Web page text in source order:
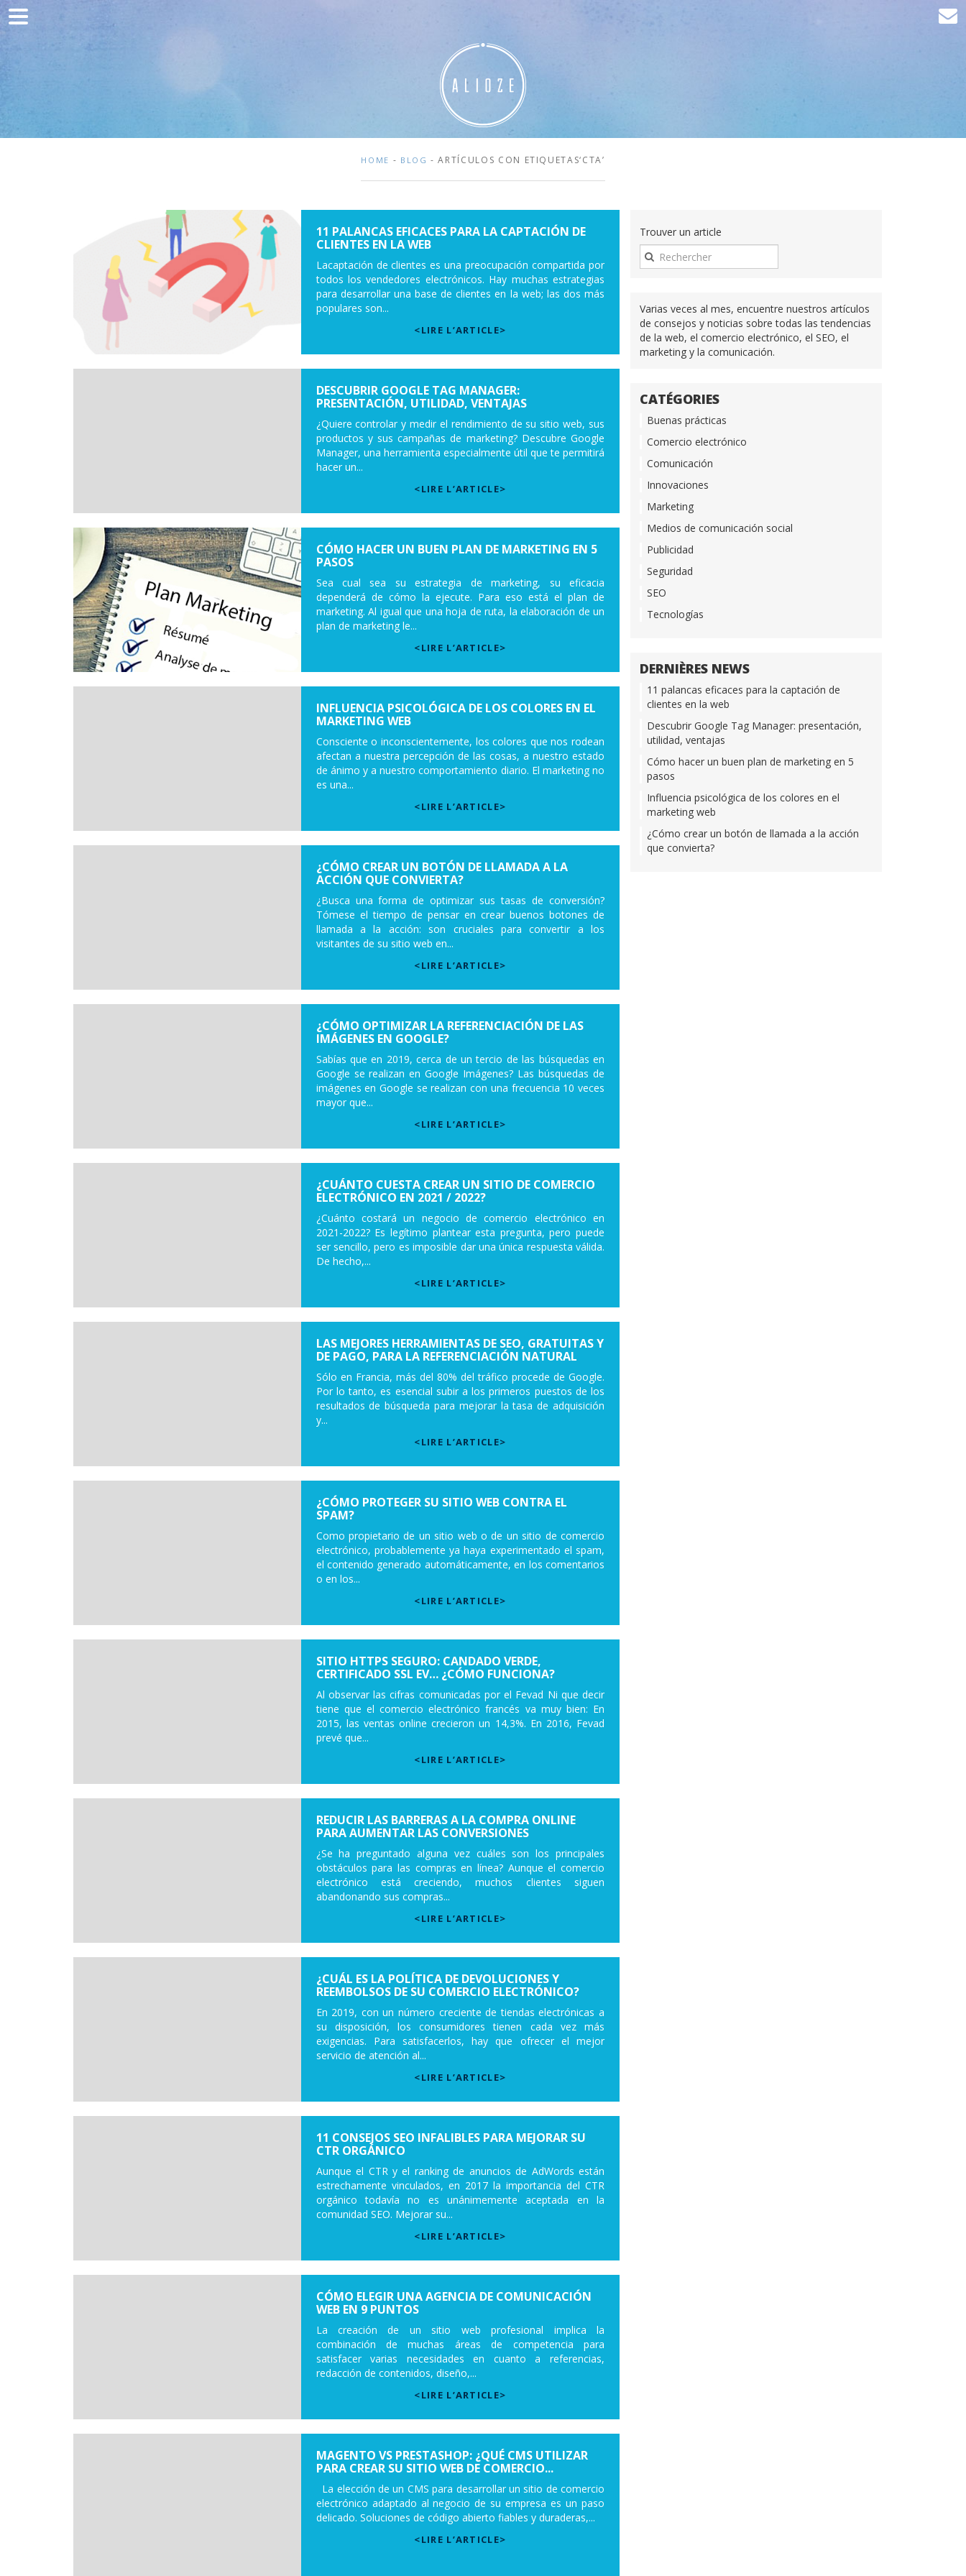
Home
HOME - BLOG - ARTÍCULOS CON ETIQUETAS‘CTA’
11 PALANCAS EFICACES PARA LA CAPTACIÓN DE
CLIENTES EN LA WEB
Lacaptación de clientes es una preocupación compartida por
todos los vendedores electrónicos. Hay muchas estrategias
para desarrollar una base de clientes en la web; las dos más
populares son...
<LIRE L’ARTICLE>
DESCUBRIR GOOGLE TAG MANAGER:
PRESENTACIÓN, UTILIDAD, VENTAJAS
¿Quiere controlar y medir el rendimiento de su sitio web, sus
productos y sus campañas de marketing? Descubre Google
Manager, una herramienta especialmente útil que te permitirá
hacer un...
<LIRE L’ARTICLE>
CÓMO HACER UN BUEN PLAN DE MARKETING EN 5
PASOS
Sea cual sea su estrategia de marketing, su eficacia
dependerá de cómo la ejecute. Para eso está el plan de
marketing. Al igual que una hoja de ruta, la elaboración de un
plan de marketing le...
<LIRE L’ARTICLE>
INFLUENCIA PSICOLÓGICA DE LOS COLORES EN EL
MARKETING WEB
Consciente o inconscientemente, los colores que nos rodean
afectan a nuestra percepción de las cosas, a nuestro estado
de ánimo y a nuestro comportamiento diario. El marketing no
es una...
<LIRE L’ARTICLE>
¿CÓMO CREAR UN BOTÓN DE LLAMADA A LA
ACCIÓN QUE CONVIERTA?
¿Busca una forma de optimizar sus tasas de conversión?
Tómese el tiempo de pensar en crear buenos botones de
llamada a la acción: son cruciales para convertir a los
visitantes de su sitio web en...
<LIRE L’ARTICLE>
¿CÓMO OPTIMIZAR LA REFERENCIACIÓN DE LAS
IMÁGENES EN GOOGLE?
Sabías que en 2019, cerca de un tercio de las búsquedas en
Google se realizan en Google Imágenes? Las búsquedas de
imágenes en Google se realizan con una frecuencia 10 veces
mayor que...
<LIRE L’ARTICLE>
¿CUÁNTO CUESTA CREAR UN SITIO DE COMERCIO
ELECTRÓNICO EN 2021 / 2022?
¿Cuánto costará un negocio de comercio electrónico en
2021-2022? Es legítimo plantear esta pregunta, pero puede
ser sencillo, pero es imposible dar una única respuesta válida.
De hecho,...
<LIRE L’ARTICLE>
LAS MEJORES HERRAMIENTAS DE SEO, GRATUITAS Y
DE PAGO, PARA LA REFERENCIACIÓN NATURAL
Sólo en Francia, más del 80% del tráfico procede de Google.
Por lo tanto, es esencial subir a los primeros puestos de los
resultados de búsqueda para mejorar la tasa de adquisición
y...
<LIRE L’ARTICLE>
¿CÓMO PROTEGER SU SITIO WEB CONTRA EL
SPAM?
Como propietario de un sitio web o de un sitio de comercio
electrónico, probablemente ya haya experimentado el spam,
el contenido generado automáticamente, en los comentarios
o en los...
<LIRE L’ARTICLE>
SITIO HTTPS SEGURO: CANDADO VERDE,
CERTIFICADO SSL EV… ¿CÓMO FUNCIONA?
Al observar las cifras comunicadas por el Fevad Ni que decir
tiene que el comercio electrónico francés va muy bien: En
2015, las ventas online crecieron un 14,3%. En 2016, Fevad
prevé que...
<LIRE L’ARTICLE>
REDUCIR LAS BARRERAS A LA COMPRA ONLINE
PARA AUMENTAR LAS CONVERSIONES
¿Se ha preguntado alguna vez cuáles son los principales
obstáculos para las compras en línea? Aunque el comercio
electrónico está creciendo, muchos clientes siguen
abandonando sus compras...
<LIRE L’ARTICLE>
¿CUÁL ES LA POLÍTICA DE DEVOLUCIONES Y
REEMBOLSOS DE SU COMERCIO ELECTRÓNICO?
En 2019, con un número creciente de tiendas electrónicas a
su disposición, los consumidores tienen cada vez más
exigencias. Para satisfacerlos, hay que ofrecer el mejor
servicio de atención al...
<LIRE L’ARTICLE>
11 CONSEJOS SEO INFALIBLES PARA MEJORAR SU
CTR ORGÁNICO
Aunque el CTR y el ranking de anuncios de AdWords están
estrechamente vinculados, en 2017 la importancia del CTR
orgánico todavía no es unánimemente aceptada en la
comunidad SEO. Mejorar su...
<LIRE L’ARTICLE>
CÓMO ELEGIR UNA AGENCIA DE COMUNICACIÓN
WEB EN 9 PUNTOS
La creación de un sitio web profesional implica la
combinación de muchas áreas de competencia para
satisfacer varias necesidades en cuanto a referencias,
redacción de contenidos, diseño,...
<LIRE L’ARTICLE>
MAGENTO VS PRESTASHOP: ¿QUÉ CMS UTILIZAR
PARA CREAR SU SITIO WEB DE COMERCIO...
La elección de un CMS para desarrollar un sitio de comercio
electrónico adaptado al negocio de su empresa es un paso
delicado. Soluciones de código abierto fiables y duraderas,...
<LIRE L’ARTICLE>
Trouver un article
Varias veces al mes, encuentre nuestros artículos
de consejos y noticias sobre todas las tendencias
de la web, el comercio electrónico, el SEO, el
marketing y la comunicación.
CATÉGORIES
Buenas prácticas
Comercio electrónico
Comunicación
Innovaciones
Marketing
Medios de comunicación social
Publicidad
Seguridad
SEO
Tecnologías
DERNIÈRES NEWS
11 palancas eficaces para la captación de
clientes en la web
Descubrir Google Tag Manager: presentación,
utilidad, ventajas
Cómo hacer un buen plan de marketing en 5
pasos
Influencia psicológica de los colores en el
marketing web
¿Cómo crear un botón de llamada a la acción
que convierta?